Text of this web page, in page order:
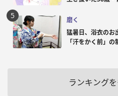
磨く
猛暑日、浴衣の
「汗をかく前」
ランキング